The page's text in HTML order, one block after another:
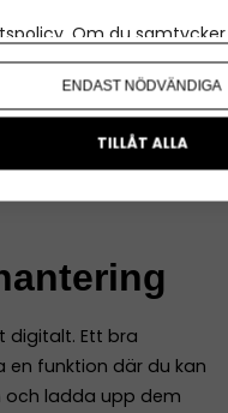
för fel i
av din löpande
digitalt. Ett bra
funktion där du kan
ladda upp dem
. Om du
hittar du den
ENDAST NÖDVÄNDIGA
TILLÅT ALLA